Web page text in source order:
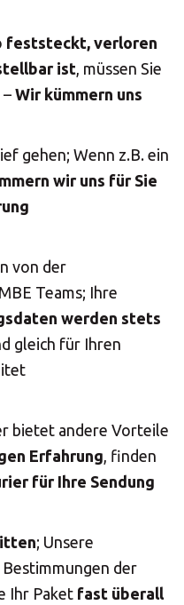
feststeckt, verloren
ist , müssen Sie
– Wir kümmern uns
gehen; Wenn z.B. ein
wir uns für Sie
von der
Teams; Ihre
werden stets
gleich für Ihren
bietet andere Vorteile
Erfahrung , finden
für Ihre Sendung
; Unsere
der
Ihr Paket fast überall
eine
ANDEREN 160